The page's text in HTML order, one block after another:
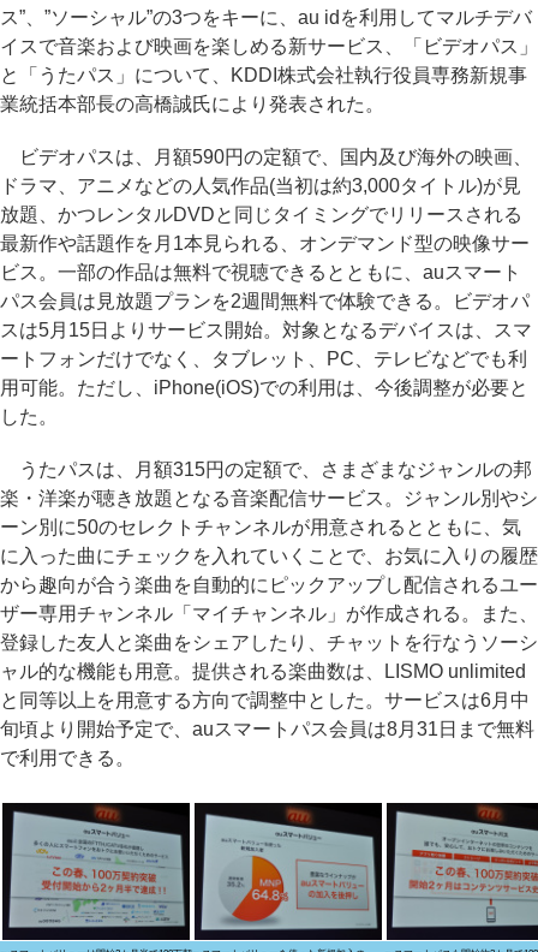
ス”、”ソーシャル”の3つをキーに、au idを利用してマルチデバ
イスで音楽および映画を楽しめる新サービス、「ビデオパス」
と「うたパス」について、KDDI株式会社執行役員専務新規事
業統括本部長の高橋誠氏により発表された。
ビデオパスは、月額590円の定額で、国内及び海外の映画、
ドラマ、アニメなどの人気作品(当初は約3,000タイトル)が見
放題、かつレンタルDVDと同じタイミングでリリースされる
最新作や話題作を月1本見られる、オンデマンド型の映像サー
ビス。一部の作品は無料で視聴できるとともに、auスマート
パス会員は見放題プランを2週間無料で体験できる。ビデオパ
スは5月15日よりサービス開始。対象となるデバイスは、スマ
ートフォンだけでなく、タブレット、PC、テレビなどでも利
用可能。ただし、iPhone(iOS)での利用は、今後調整が必要と
した。
うたパスは、月額315円の定額で、さまざまなジャンルの邦
楽・洋楽が聴き放題となる音楽配信サービス。ジャンル別やシ
ーン別に50のセレクトチャンネルが用意されるとともに、気
に入った曲にチェックを入れていくことで、お気に入りの履歴
から趣向が合う楽曲を自動的にピックアップし配信されるユー
ザー専用チャンネル「マイチャンネル」が作成される。また、
登録した友人と楽曲をシェアしたり、チャットを行なうソーシ
ャル的な機能も用意。提供される楽曲数は、LISMO unlimited
と同等以上を用意する方向で調整中とした。サービスは6月中
旬頃より開始予定で、auスマートパス会員は8月31日まで無料
で利用できる。